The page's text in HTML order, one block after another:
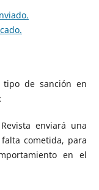
tipo de sanción en
enviará una
cometida, para
en el